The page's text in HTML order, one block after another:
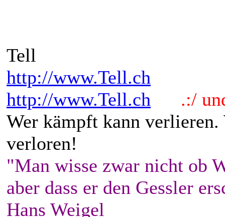
Tell
http://www.Tell.ch
http://www.Tell.ch
.:/
Wer kämpft kann
verloren!
"Man wisse zwar nicht ob
aber dass er den Gessler
Hans Weigel